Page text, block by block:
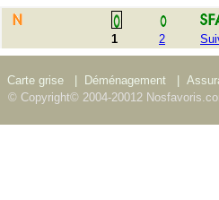
1 2
Carte grise Déménagement
© Copyright© 2004-20012